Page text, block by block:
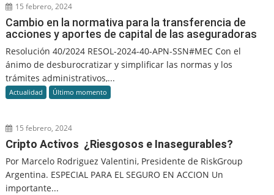
15 febrero, 2024
Cambio en la normativa para la transferencia de
acciones y aportes de capital de las aseguradoras
Resolución 40/2024 RESOL-2024-40-APN-SSN#MEC Con el
ánimo de desburocratizar y simplificar las normas y los
trámites administrativos,...
Actualidad Último momento
15 febrero, 2024
Cripto Activos ¿Riesgosos e Inasegurables?
Por Marcelo Rodriguez Valentini, Presidente de RiskGroup
Argentina. ESPECIAL PARA EL SEGURO EN ACCION Un
importante...